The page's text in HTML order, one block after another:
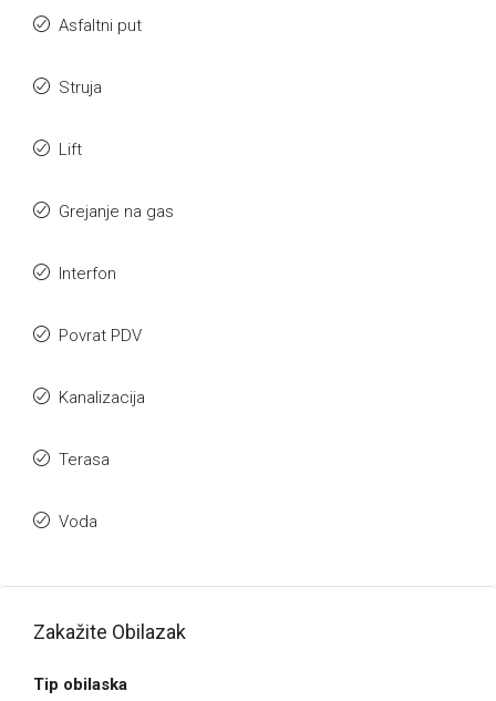
Asfaltni put
Struja
Lift
Grejanje na gas
Interfon
Povrat PDV
Kanalizacija
Terasa
Voda
Zakažite Obilazak
Tip obilaska